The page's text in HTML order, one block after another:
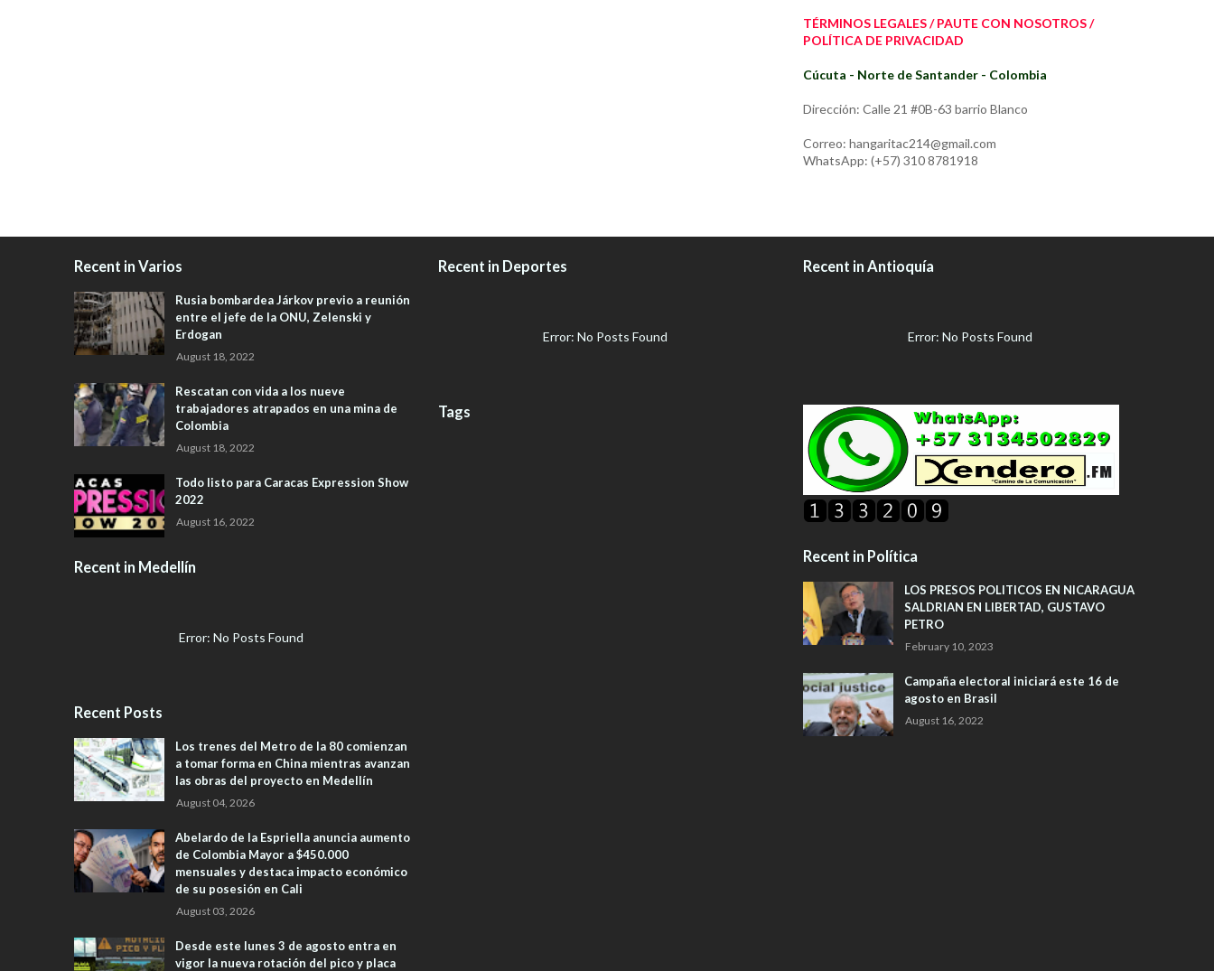
TÉRMINOS LEGALES / PAUTE CON NOSOTROS /
POLÍTICA DE PRIVACIDAD
Cúcuta - Norte de Santander - Colombia
Dirección: Calle 21 #0B-63 barrio Blanco
Correo: hangaritac214@gmail.com
WhatsApp: (+57) 310 8781918
Recent in Varios
Rusia bombardea Járkov previo a reunión
entre el jefe de la ONU, Zelenski y
Erdogan
August 18, 2022
Rescatan con vida a los nueve
trabajadores atrapados en una mina de
Colombia
August 18, 2022
Todo listo para Caracas Expression Show
2022
August 16, 2022
Recent in Medellín
Error: No Posts Found
Recent Posts
Los trenes del Metro de la 80 comienzan
a tomar forma en China mientras avanzan
las obras del proyecto en Medellín
August 04, 2026
Abelardo de la Espriella anuncia aumento
de Colombia Mayor a $450.000
mensuales y destaca impacto económico
de su posesión en Cali
August 03, 2026
Desde este lunes 3 de agosto entra en
vigor la nueva rotación del pico y placa
Recent in Deportes
Error: No Posts Found
Tags
Recent in Antioquía
Error: No Posts Found
Recent in Política
LOS PRESOS POLITICOS EN NICARAGUA
SALDRIAN EN LIBERTAD, GUSTAVO
PETRO
February 10, 2023
Campaña electoral iniciará este 16 de
agosto en Brasil
August 16, 2022